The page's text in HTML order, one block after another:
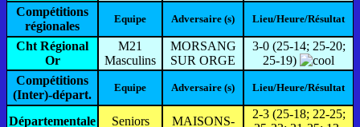
Compétitions
régionales
Equipe Adversaire (s) Lieu/Heure/Résultat
Cht Régional
Or
M21
Masculins
MORSANG
SUR ORGE
3-0 (25-14; 25-20;
25-19)
Compétitions
(Inter)-départ.
Equipe Adversaire (s) Lieu/Heure/Résultat
Départementale
Seniors
MAISONS-
2-3 (25-18; 22-25;